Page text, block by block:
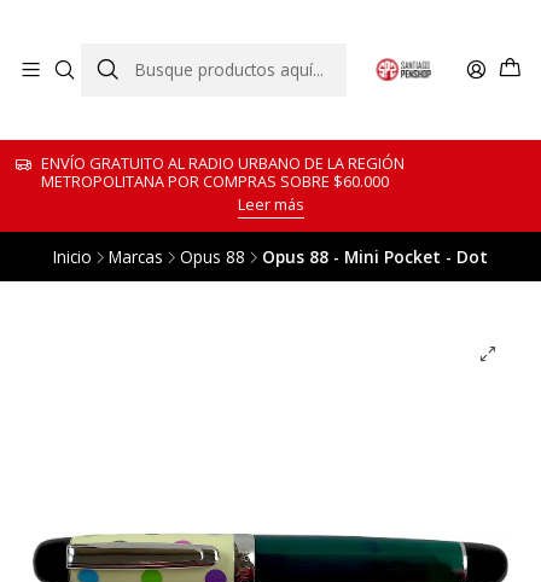
ENVÍO GRATUITO AL RADIO URBANO DE LA REGIÓN
METROPOLITANA POR COMPRAS SOBRE $60.000
Leer más
Inicio Marcas Opus 88 Opus 88 - Mini Pocket - Dot